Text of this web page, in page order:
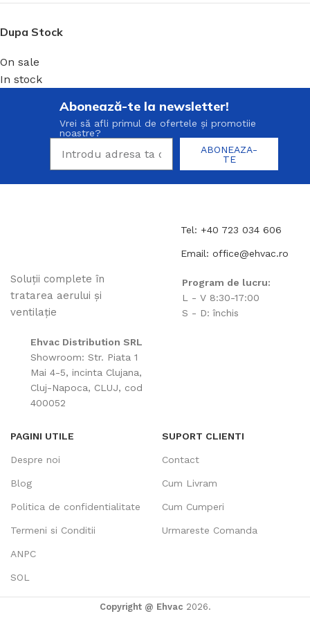
Dupa Stock
On sale
In stock
Abonează-te la newsletter!
Vrei să afli primul de ofertele și promotiie
noastre?
ABONEAZA-
TE
Soluții complete în
tratarea aerului și
ventilație
Ehvac Distribution SRL
Showroom: Str. Piata 1
Mai 4-5, incinta Clujana,
Cluj-Napoca, CLUJ, cod
400052
Tel: +40 723 034 606
Email: office@ehvac.ro
Program de lucru:
L - V 8:30-17:00
S - D: închis
PAGINI UTILE
Despre noi
Blog
Politica de confidentialitate
Termeni si Conditii
ANPC
SOL
SUPORT CLIENTI
Contact
Cum Livram
Cum Cumperi
Urmareste Comanda
Copyright @ Ehvac 2026.